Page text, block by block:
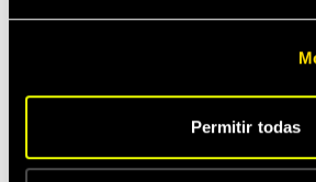
Permitir todas
tener acceso?".
Pitch editorial: la
impacta en tu carrera